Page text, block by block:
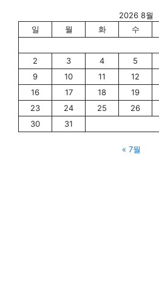
2026 8월
일
월 화 수
2
3 4 5
9
10 11 12
16
17 18 19
23
24 25 26
30
31
« 7월